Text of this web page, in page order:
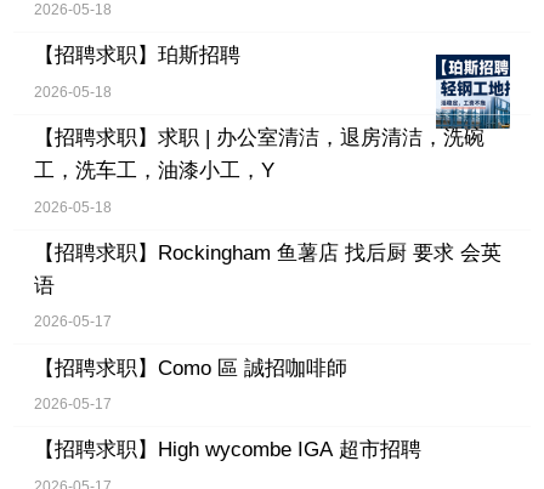
2026-05-18
【招聘求职】 珀斯招聘
2026-05-18
【招聘求职】 求职 | 办公室清洁，退房清洁，洗碗
工，洗车工，油漆小工，Y
2026-05-18
【招聘求职】 Rockingham 鱼薯店 找后厨 要求 会英
语
2026-05-17
【招聘求职】 Como 區 誠招咖啡師
2026-05-17
【招聘求职】 High wycombe IGA 超市招聘